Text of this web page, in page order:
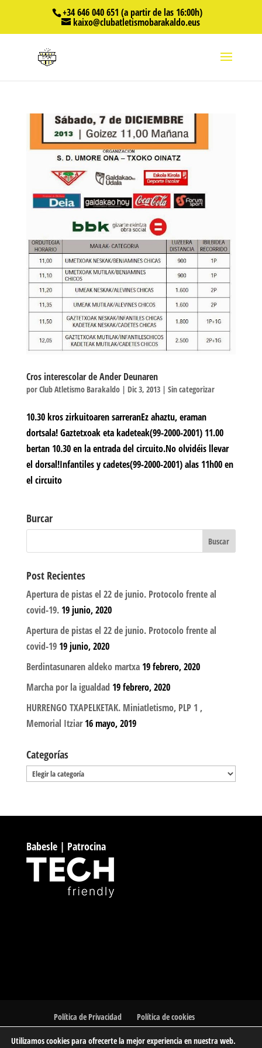
+34 646 040 651 (a partir de las 16:00h)
kaixo@clubatletismobarakaldo.eus
Cros interescolar de Ander Deunaren
porClub Atletismo Barakaldo| Dic 3, 2013| Sin categorizar
10.30 kros zirkuitoaren sarreranEz ahaztu, eraman
dortsala! Gaztetxoak eta kadeteak(99-2000-2001) 11.00
bertan 10.30 en la entrada del circuito.No olvidéis llevar
el dorsal!Infantiles y cadetes(99-2000-2001) alas 11h00 en
el circuito
Burcar
Post Recientes
Apertura de pistas el 22 de junio. Protocolo frente al
covid-19. 19 junio, 2020
Apertura de pistas el 22 de junio. Protocolo frente al
covid-19 19 junio, 2020
Berdintasunaren aldeko martxa 19 febrero, 2020
Marcha por la igualdad 19 febrero, 2020
HURRENGO TXAPELKETAK. Miniatletismo, PLP 1 ,
Memorial Itziar 16 mayo, 2019
Categorías
Categorías
Babesle | Patrocina
Política de Privacidad Política de cookies
Utilizamos cookies para ofrecerte la mejor experiencia en nuestra web.